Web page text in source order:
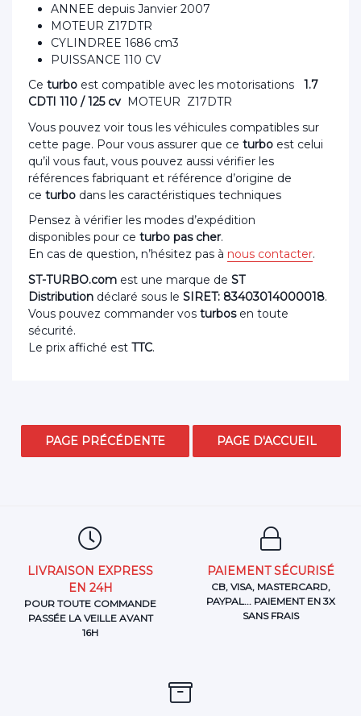
ANNEE depuis Janvier 2007
MOTEUR Z17DTR
CYLINDREE 1686 cm3
PUISSANCE 110 CV
Ce turbo est compatible avec les motorisations 1.7
CDTI 110 / 125 cv MOTEUR Z17DTR
Vous pouvez voir tous les véhicules compatibles sur
cette page. Pour vous assurer que ce turbo est celui
qu’il vous faut, vous pouvez aussi vérifier les
références fabriquant et référence d’origine de
ce turbo dans les caractéristiques techniques
Pensez à vérifier les modes d’expédition
disponibles pour ce turbo pas cher.
En cas de question, n’hésitez pas à nous contacter.
ST-TURBO.com est une marque de ST
Distribution déclaré sous le SIRET: 83403014000018.
Vous pouvez commander vos turbosen toute
sécurité.
Le prix affiché est TTC.
LIVRAISON EXPRESS
EN 24H
POUR TOUTE COMMANDE
PASSÉE LA VEILLE AVANT
16H
PAIEMENT SÉCURISÉ
CB, VISA, MASTERCARD,
PAYPAL... PAIEMENT EN 3X
SANS FRAIS